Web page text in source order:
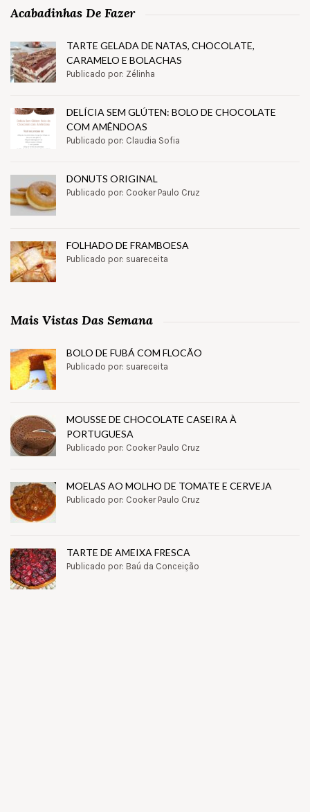
Acabadinhas De Fazer
TARTE GELADA DE NATAS, CHOCOLATE,
CARAMELO E BOLACHAS
Publicado por: Zélinha
DELÍCIA SEM GLÚTEN: BOLO DE CHOCOLATE
COM AMÊNDOAS
Publicado por: Claudia Sofia
DONUTS ORIGINAL
Publicado por: Cooker Paulo Cruz
FOLHADO DE FRAMBOESA
Publicado por: suareceita
Mais Vistas Das Semana
BOLO DE FUBÁ COM FLOCÃO
Publicado por: suareceita
MOUSSE DE CHOCOLATE CASEIRA À
PORTUGUESA
Publicado por: Cooker Paulo Cruz
MOELAS AO MOLHO DE TOMATE E CERVEJA
Publicado por: Cooker Paulo Cruz
TARTE DE AMEIXA FRESCA
Publicado por: Baú da Conceição